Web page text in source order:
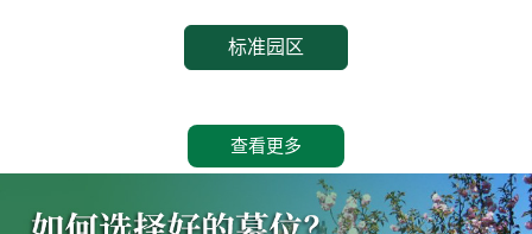
标准园区
查看更多